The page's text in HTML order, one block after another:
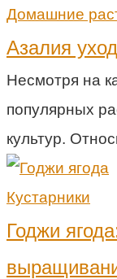
Домашние
Азалия
Несмотря на
популярных
культур.
Кустарники
Годжи